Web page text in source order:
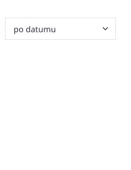
po datumu